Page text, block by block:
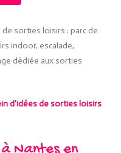
sorties loisirs : parc de
indoor, escalade,
dédiée aux sorties
d’idées de sorties loisirs
Nantes en